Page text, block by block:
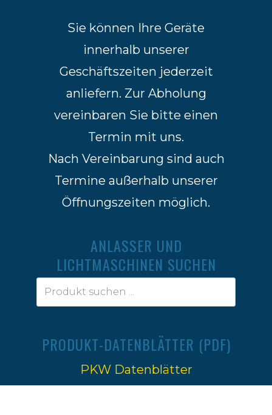
Sie können Ihre Geräte
innerhalb unserer
Geschäftszeiten jederzeit
anliefern. Zur Abholung
vereinbaren Sie bitte einen
Termin mit uns.
Nach Vereinbarung sind auch
Termine außerhalb unserer
Öffnungszeiten möglich.
ANLASSER UND
LICHTMASCHINEN SUCHEN
PRODUKT-DATENBLÄTTER (PDF)
PKW Datenblätter